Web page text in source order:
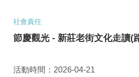
社會責任
節慶觀光 - 新莊老街文化走讀(
活動時間：2026-04-21